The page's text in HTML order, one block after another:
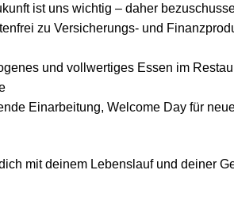
ist uns wichtig – daher
zu Versicherungs- und
und vollwertiges Essen im
Einarbeitung, Welcome Day für
mit deinem Lebenslauf und deiner